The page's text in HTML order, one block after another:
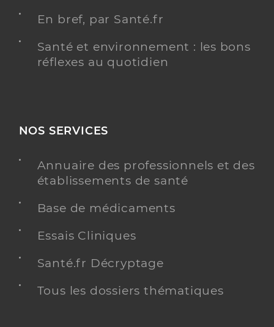
En bref, par Santé.fr
Santé et environnement : les bons
réflexes au quotidien
NOS SERVICES
Annuaire des professionnels et des
établissements de santé
Base de médicaments
Essais Cliniques
Santé.fr Décryptage
Tous les dossiers thématiques